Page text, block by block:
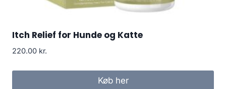
Itch Relief for Hunde og Katte
220.00 kr.
Køb her